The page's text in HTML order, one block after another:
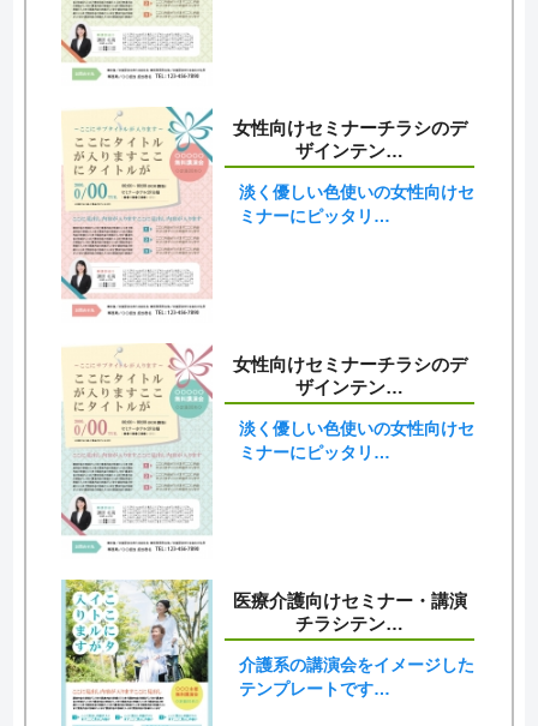
女性向けセミナーチラシのデ
ザインテン…
淡く優しい色使いの女性向けセ
ミナーにピッタリ…
女性向けセミナーチラシのデ
ザインテン…
淡く優しい色使いの女性向けセ
ミナーにピッタリ…
医療介護向けセミナー・講演
チラシテン…
介護系の講演会をイメージした
テンプレートです…